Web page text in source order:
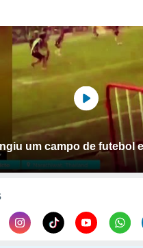
um campo de futebol